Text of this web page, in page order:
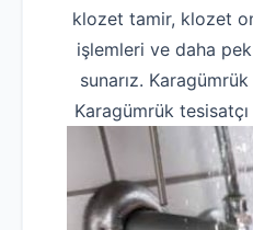
klozet tamir, klozet
işlemleri ve daha
sunarız.
Karagümrük